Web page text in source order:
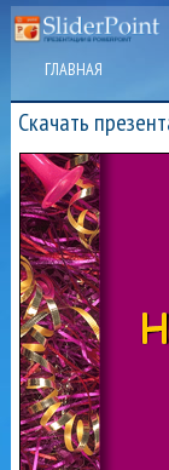
ГЛАВНАЯ
Скачать